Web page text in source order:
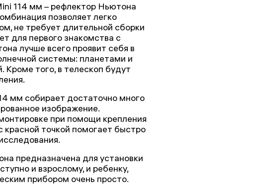
114 мм – рефлектор Ньютона
позволяет легко
не требует длительной сборки
для первого знакомства с
лучше всего проявит себя в
системы: планетами и
Кроме того, в телескоп будут
мм собирает достаточно много
изображение.
при помощи крепления
красной точкой помогает быстро
предназначена для установки
и взрослому, и ребенку,
прибором очень просто.